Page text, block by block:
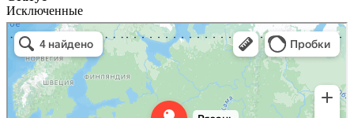
Исключенные